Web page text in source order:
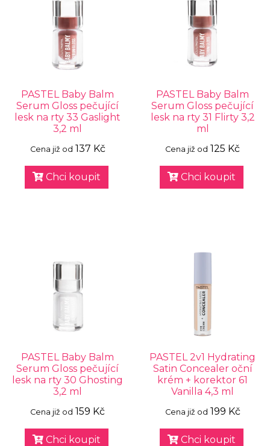
PASTEL Baby Balm
Serum Gloss pečující
lesk na rty 33 Gaslight
3,2 ml
Cena již od 137 Kč
Chci koupit
PASTEL Baby Balm
Serum Gloss pečující
lesk na rty 31 Flirty 3,2
ml
Cena již od 125 Kč
Chci koupit
PASTEL Baby Balm
Serum Gloss pečující
lesk na rty 30 Ghosting
3,2 ml
Cena již od 159 Kč
Chci koupit
PASTEL 2v1 Hydrating
Satin Concealer oční
krém + korektor 61
Vanilla 4,3 ml
Cena již od 199 Kč
Chci koupit